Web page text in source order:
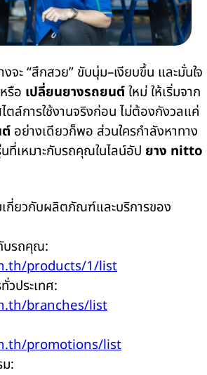
จะ “สึกสวย” ขับนุ่ม–เงียบขึ้น และมั่นใจ
รือ เปลี่ยนยางรถยนต์ใหม่ ให้เริ่มจาก
ตล์การใช้งานจริงก่อน ไม่ต้องกังวลแค่
อย่างเดียวก็พอ ส่วนใครกำลังหาทาง
ที่เหมาะกับรถคุณในไลน์อัป ยาง nitto
เกี่ยวกับผลิตภัณฑ์และบริการของ
บรถคุณ:
products/1/list
วประเทศ:
branches/list
promotions/list
: